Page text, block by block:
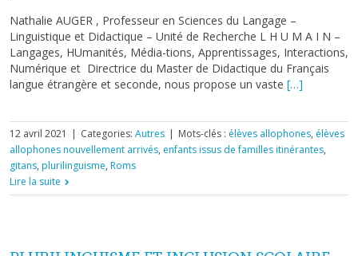
Nathalie AUGER , Professeur en Sciences du Langage –
Linguistique et Didactique – Unité de Recherche L H U M A I N –
Langages, HUmanités, Média-tions, Apprentissages, Interactions,
Numérique et Directrice du Master de Didactique du Français
langue étrangère et seconde, nous propose un vaste […]
12 avril 2021 | Categories: Autres | Mots-clés : élèves allophones, élèves
allophones nouvellement arrivés, enfants issus de familles itinérantes,
gitans, plurilinguisme, Roms
Lire la suite